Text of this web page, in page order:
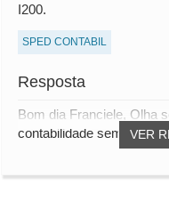
I200.
SPED CONTABIL
Resposta
VER
Bom dia Franciele, Olha
contabilidade sem